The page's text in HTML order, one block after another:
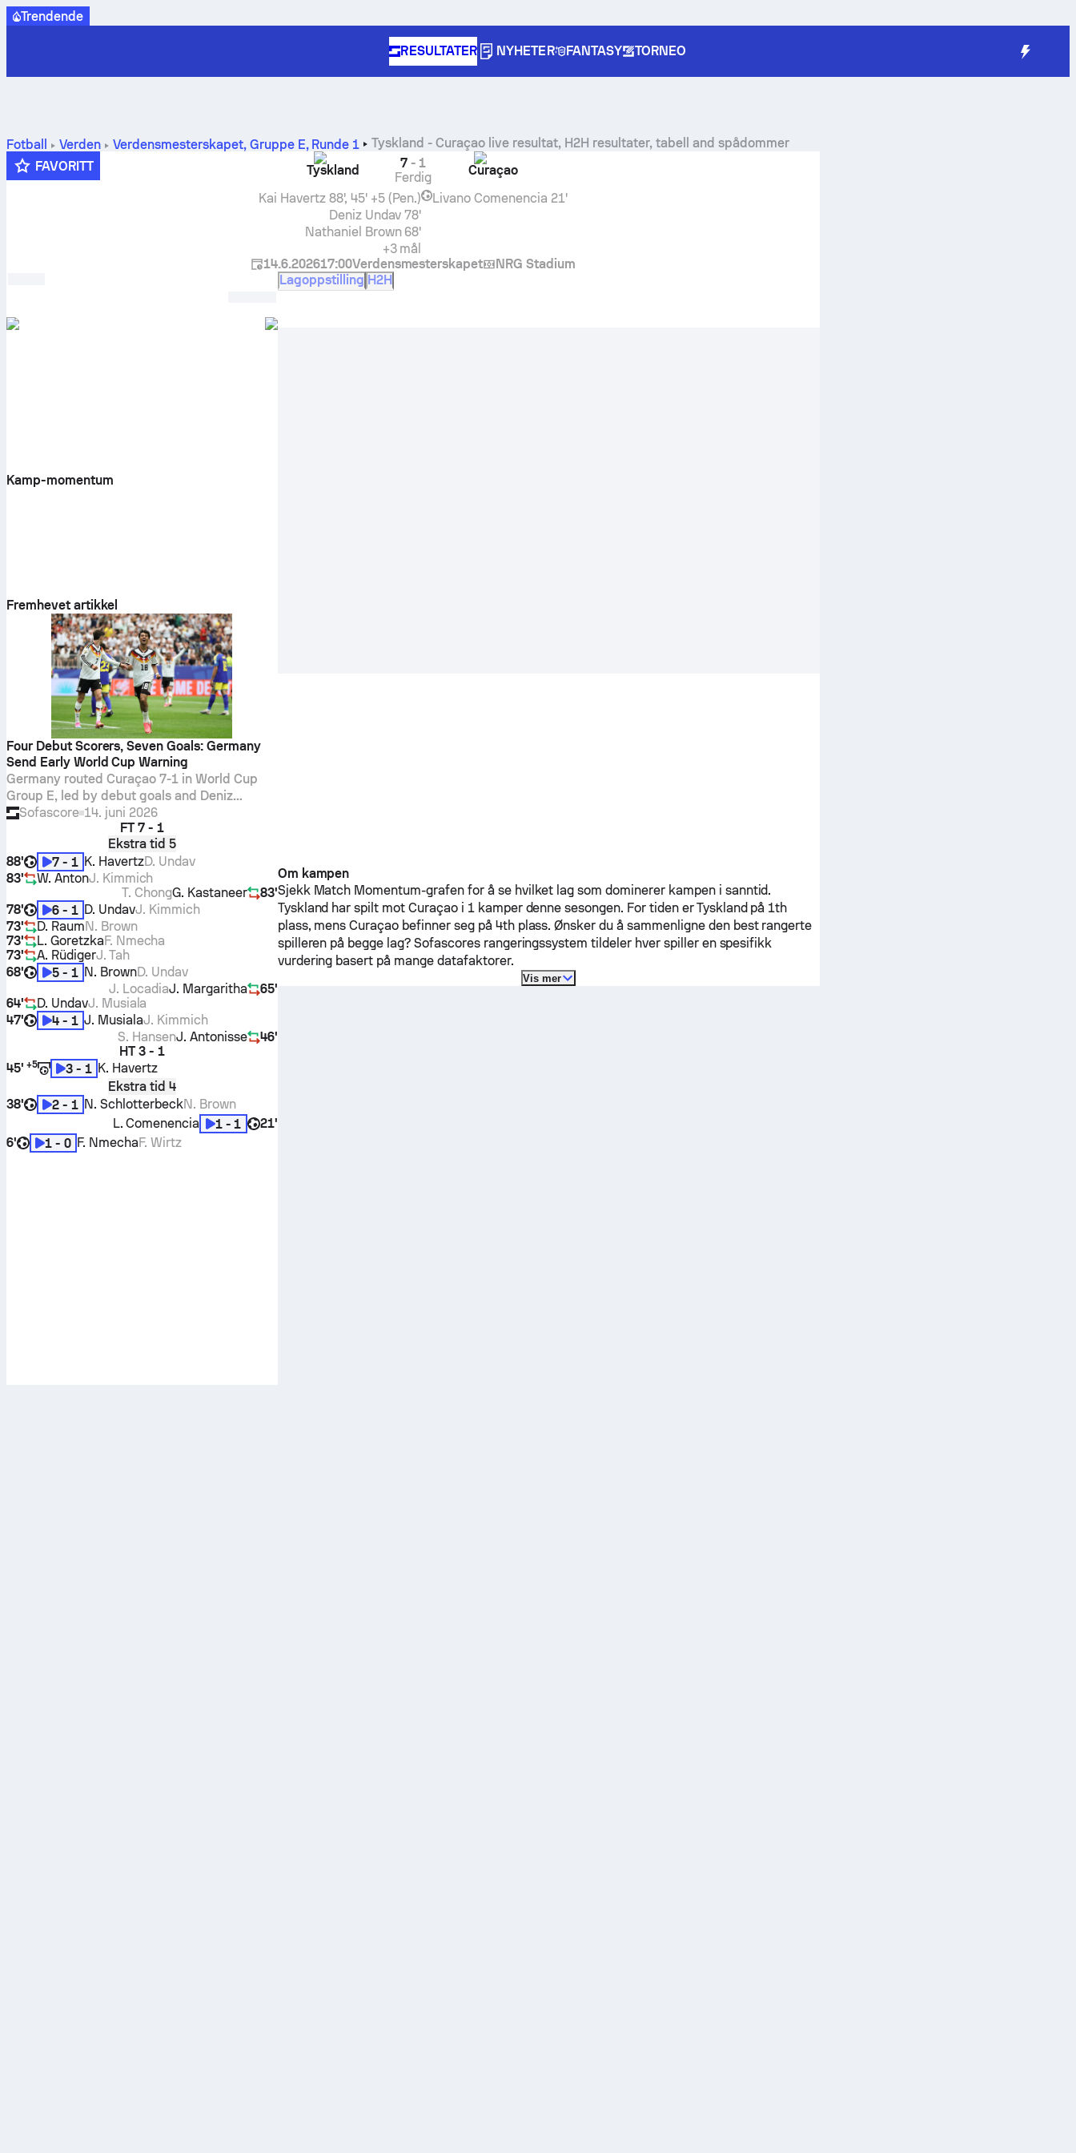
Trendende
RESULTATER NYHETER FANTASY TORNEO
Fotball Verden Verdensmesterskapet, Gruppe E, Runde 1 Tyskland -Curaçao live resultat, H2H resultater, tabell and spådommer
FAVORITT
Tyskland 7- 1
Ferdig
Curaçao
Kai Havertz 88', 45' +5 (Pen.)
Deniz Undav 78'
Nathaniel Brown 68'
+3 mål
Livano Comenencia 21'
14.6.202617:00Verdensmesterskapet NRG Stadium
Kamp-momentum
Fremhevet artikkel
Four Debut Scorers, Seven Goals: Germany
Send Early World Cup Warning
Germany routed Curaçao 7-1 in World Cup
Group E, led by debut goals and Deniz
Undav’s 8.9 Sofascore Rating. We break
down the stats and key performers
Sofascore 14. juni 2026
FT 7 - 1
Ekstra tid 5
88'
7 - 1 K. HavertzD. Undav
83'
W. AntonJ. Kimmich
83'
G. Kastaneer
T. Chong
78'
6 - 1 D. UndavJ. Kimmich
73'
D. RaumN. Brown
73'
L. GoretzkaF. Nmecha
73'
A. RüdigerJ. Tah
68'
5 - 1 N. BrownD. Undav
65'
J. Margaritha
J. Locadia
64'
D. UndavJ. Musiala
47'
4 - 1 J. MusialaJ. Kimmich
46'
J. Antonisse
S. Hansen
HT 3 - 1
45' +5 3 - 1 K. Havertz
Ekstra tid 4
38'
2 - 1 N. SchlotterbeckN. Brown
21'
1 - 1
L. Comenencia
6'
1 - 0 F. NmechaF. Wirtz
Lagoppstilling H2H
Om kampen
Sjekk Match Momentum-grafen for å se hvilket lag som dominerer kampen i sanntid.
Tyskland har spilt motCuraçaoi 1 kamper denne sesongen. For tiden erTyskland på 1th
plass, mensCuraçao befinner seg på 4th plass. Ønsker du å sammenligne den best rangerte
spilleren på begge lag? Sofascores rangeringssystem tildeler hver spiller en spesifikk
vurdering basert på mange datafaktorer.
Vis mer